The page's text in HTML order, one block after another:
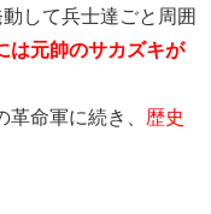
動して兵士達ごと周囲
は元帥のサカズキが
命軍に続き、 歴史